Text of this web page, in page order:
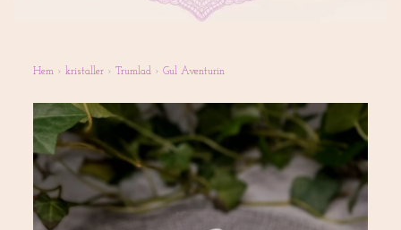
Hem › kristaller › Trumlad › Gul Aventurin